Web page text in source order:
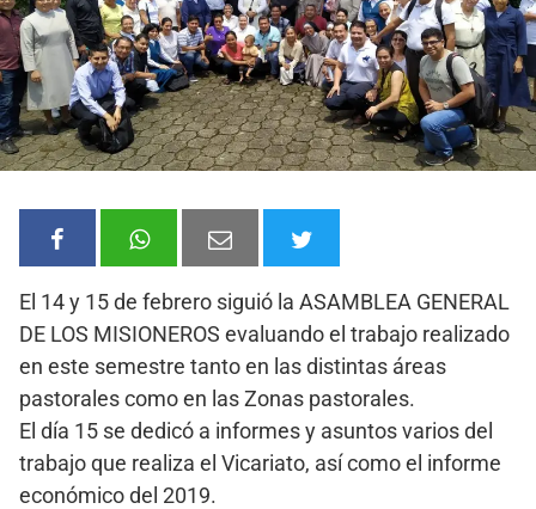
El 14 y 15 de febrero siguió la ASAMBLEA GENERAL
DE LOS MISIONEROS evaluando el trabajo realizado
en este semestre tanto en las distintas áreas
pastorales como en las Zonas pastorales.
El día 15 se dedicó a informes y asuntos varios del
trabajo que realiza el Vicariato, así como el informe
económico del 2019.